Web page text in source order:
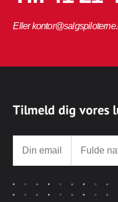
Tilmeld dig vores
Eller